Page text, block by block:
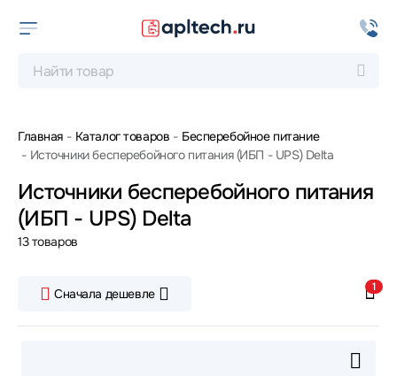
Главная Каталог товаров
Бесперебойное питание
Источники бесперебойного питания (ИБП - UPS) Delta
Источники бесперебойного питания
(ИБП - UPS) Delta
13 товаров
Сначала дешевле 1